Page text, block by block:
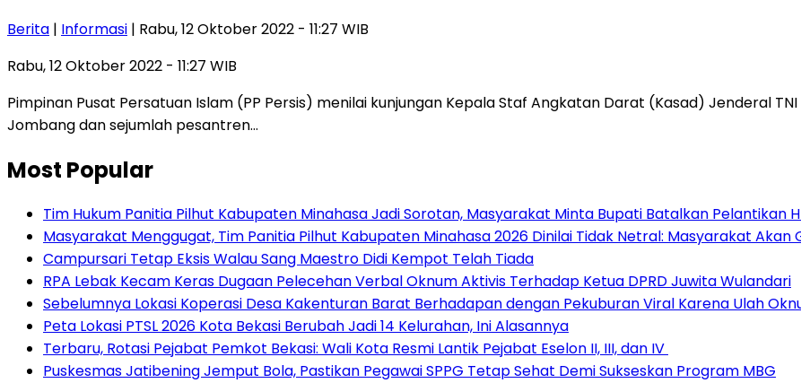
Berita | Informasi | Rabu, 12 Oktober 2022 - 11:27 WIB
Rabu, 12 Oktober 2022 - 11:27 WIB
Pimpinan Pusat Persatuan Islam (PP Persis) menilai kunjungan Kepala Staf Angkatan Darat (Kasad) Jenderal
Jombang dan sejumlah pesantren…
Most Popular
Tim Hukum Panitia Pilhut Kabupaten Minahasa Jadi Sorotan, Masyarakat Minta Bupati Batalkan Pelantikan
Masyarakat Menggugat, Tim Panitia Pilhut Kabupaten Minahasa 2026 Dinilai Tidak Netral: Masyarakat Akan
Campursari Tetap Eksis Walau Sang Maestro Didi Kempot Telah Tiada
RPA Lebak Kecam Keras Dugaan Pelecehan Verbal Oknum Aktivis Terhadap Ketua DPRD Juwita Wulandari
Sebelumnya Lokasi Koperasi Desa Kakenturan Barat Berhadapan dengan Pekuburan Viral Karena Ulah
Peta Lokasi PTSL 2026 Kota Bekasi Berubah Jadi 14 Kelurahan, Ini Alasannya
‎Terbaru, Rotasi Pejabat Pemkot Bekasi: Wali Kota Resmi Lantik Pejabat Eselon II, III, dan IV ‎
Puskesmas Jatibening Jemput Bola, Pastikan Pegawai SPPG Tetap Sehat Demi Sukseskan Program MBG